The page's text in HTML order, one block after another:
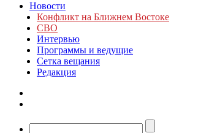
Новости
Конфликт на Ближнем Востоке
СВО
Интервью
Программы и ведущие
Сетка вещания
Редакция